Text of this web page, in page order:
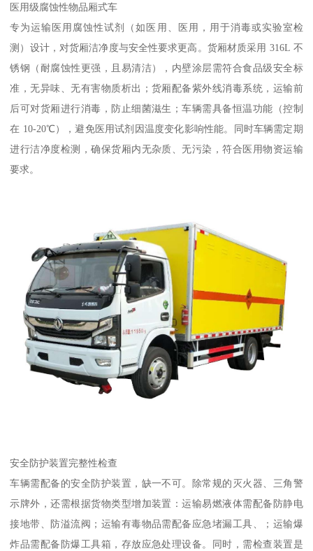
医用级腐蚀性物品厢式车​
专为运输医用腐蚀性试剂（如医用、医用，用于消毒或实验室检
测）设计，对货厢洁净度与安全性要求更高。货厢材质采用 316L 不
锈钢（耐腐蚀性更强，且易清洁），内壁涂层需符合食品级安全标
准，无异味、无有害物质析出；货厢配备紫外线消毒系统，运输前
后可对货厢进行消毒，防止细菌滋生；车辆需具备恒温功能（控制
在 10-20℃），避免医用试剂因温度变化影响性能。同时车辆需定期
进行洁净度检测，确保货厢内无杂质、无污染，符合医用物资运输
要求。​
安全防护装置完整性检查​
车辆需配备的安全防护装置，缺一不可。除常规的灭火器、三角警
示牌外，还需根据货物类型增加装置：运输易燃液体需配备防静电
接地带、防溢流阀；运输有毒物品需配备应急堵漏工具、；运输爆
炸品需配备防爆工具箱，存放应急处理设备。同时，需检查装置是